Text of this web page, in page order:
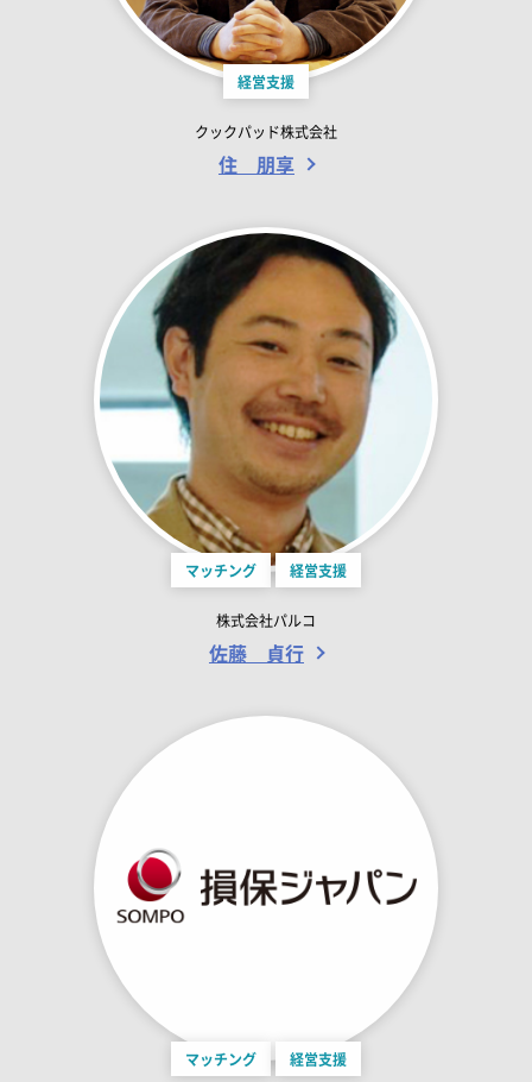
経営支援
クックパッド株式会社
住 朋享
マッチング 経営支援
株式会社パルコ
佐藤 貞行
マッチング 経営支援